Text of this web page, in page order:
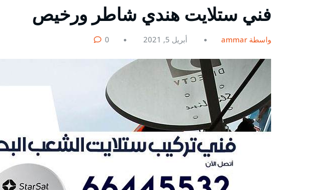
فني ستلايت هندي شاطر ورخيص
بواسطة ammar أبريل 5, 2021 0